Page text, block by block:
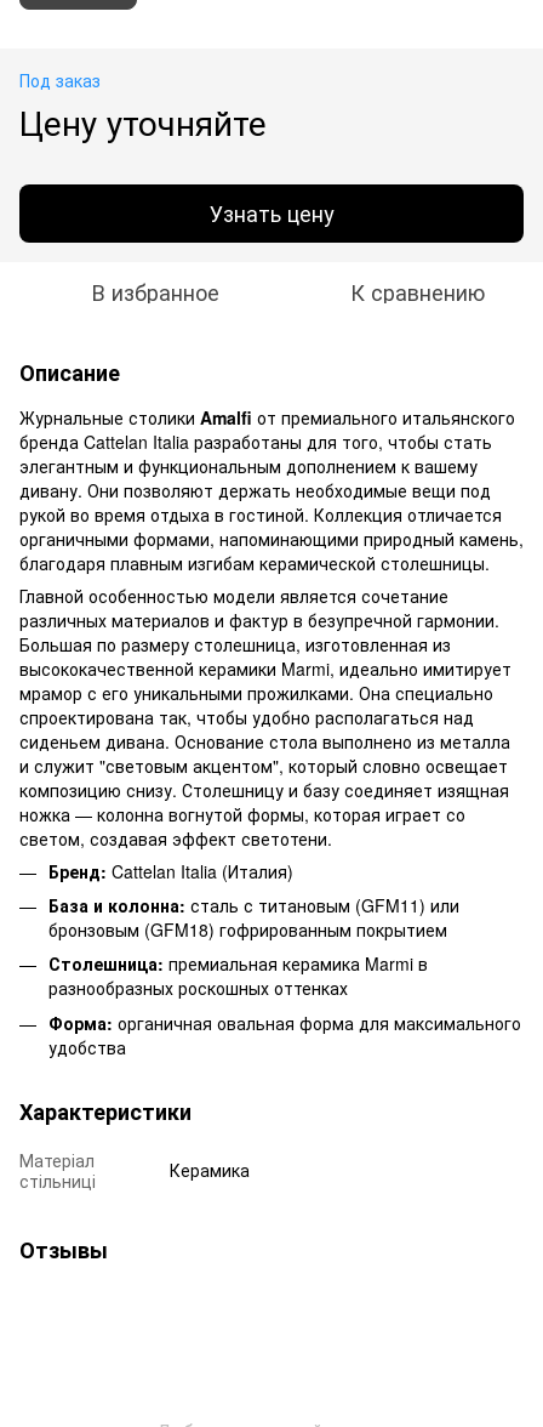
Под заказ
Цену уточняйте
Узнать цену
В избранное К сравнению
Описание
Журнальные столики Amalfi от премиального итальянского
бренда Cattelan Italia разработаны для того, чтобы стать
элегантным и функциональным дополнением к вашему
дивану. Они позволяют держать необходимые вещи под
рукой во время отдыха в гостиной. Коллекция отличается
органичными формами, напоминающими природный камень,
благодаря плавным изгибам керамической столешницы.
Главной особенностью модели является сочетание
различных материалов и фактур в безупречной гармонии.
Большая по размеру столешница, изготовленная из
высококачественной керамики Marmi, идеально имитирует
мрамор с его уникальными прожилками. Она специально
спроектирована так, чтобы удобно располагаться над
сиденьем дивана. Основание стола выполнено из металла
и служит "световым акцентом", который словно освещает
композицию снизу. Столешницу и базу соединяет изящная
ножка — колонна вогнутой формы, которая играет со
светом, создавая эффект светотени.
Бренд: Cattelan Italia (Италия)
База и колонна: сталь с титановым (GFM11) или
бронзовым (GFM18) гофрированным покрытием
Столешница: премиальная керамика Marmi в
разнообразных роскошных оттенках
Форма: органичная овальная форма для максимального
удобства
Характеристики
Матеріал
стільниці
Керамика
Отзывы